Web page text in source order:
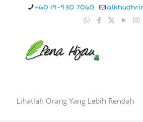
+60 19-930 7060
Lihatlah Orang Yang Lebih Rendah